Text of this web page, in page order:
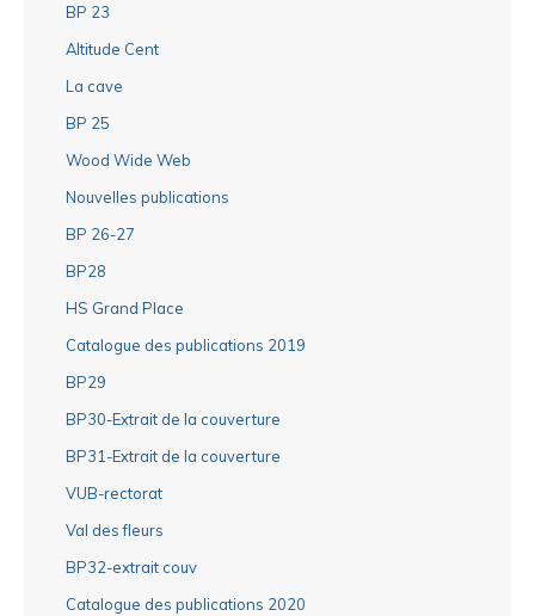
BP 23
Altitude Cent
La cave
BP 25
Wood Wide Web
Nouvelles publications
BP 26-27
BP28
HS Grand Place
Catalogue des publications 2019
BP29
BP30-Extrait de la couverture
BP31-Extrait de la couverture
VUB-rectorat
Val des fleurs
BP32-extrait couv
Catalogue des publications 2020